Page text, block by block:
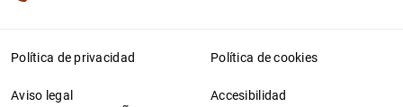
Política de privacidad Política de cookies
Aviso legal Accesibilidad